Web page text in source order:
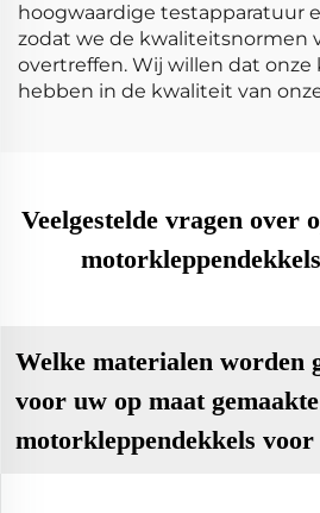
hoogwaardige testapparatuur
zodat we de kwaliteitsnormen
overtreffen. Wij willen dat
hebben in de kwaliteit van
Veelgestelde vragen over
Welke materialen worden
voor uw op maat gemaakte
motorkleppendekkels voor